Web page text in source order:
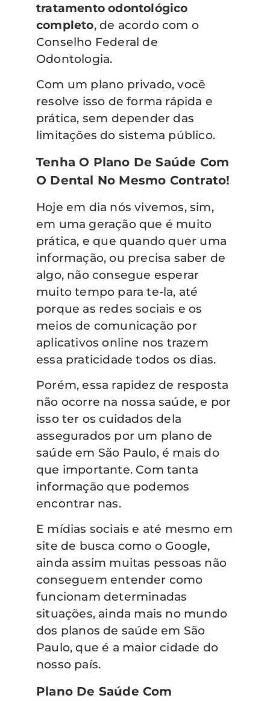
tratamento odontológico
completo, de acordo com o
Conselho Federal de
Odontologia.
Com um plano privado, você
resolve isso de forma rápida e
prática, sem depender das
limitações do sistema público.
Tenha O Plano De Saúde Com
O Dental No Mesmo Contrato!
Hoje em dia nós vivemos, sim,
em uma geração que é muito
prática, e que quando quer uma
informação, ou precisa saber de
algo, não consegue esperar
muito tempo para te-la, até
porque as redes sociais e os
meios de comunicação por
aplicativos online nos trazem
essa praticidade todos os dias.
Porém, essa rapidez de resposta
não ocorre na nossa saúde, e por
isso ter os cuidados dela
assegurados por um plano de
saúde em São Paulo, é mais do
que importante. Com tanta
informação que podemos
encontrar nas.
E mídias sociais e até mesmo em
site de busca como o Google,
ainda assim muitas pessoas não
conseguem entender como
funcionam determinadas
situações, ainda mais no mundo
dos planos de saúde em São
Paulo, que é a maior cidade do
nosso país.
Plano De Saúde Com